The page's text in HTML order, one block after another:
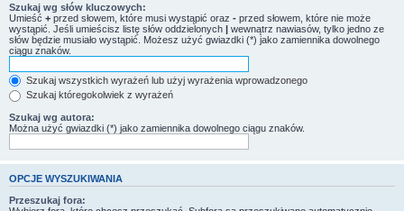
Szukaj wg słów kluczowych:
Umieść + przed słowem, które musi wystąpić oraz - przed słowem, które nie może
wystąpić. Jeśli umieścisz listę słów oddzielonych | wewnątrz nawiasów, tylko jedno ze
słów będzie musiało wystąpić. Możesz użyć gwiazdki (*) jako zamiennika dowolnego
ciągu znaków.
Szukaj wszystkich wyrażeń lub użyj wyrażenia wprowadzonego
Szukaj któregokolwiek z wyrażeń
Szukaj wg autora:
Można użyć gwiazdki (*) jako zamiennika dowolnego ciągu znaków.
OPCJE WYSZUKIWANIA
Przeszukaj fora: